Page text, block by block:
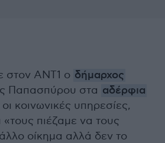
στον ΑΝΤ1 ο δήμαρχος
Παπασπύρου στα αδέρφια
κοινωνικές υπηρεσίες,
πιέζαμε να τους
οίκημα αλλά δεν το